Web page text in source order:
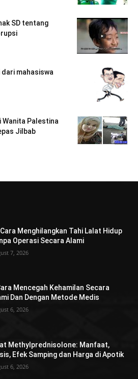
SD tentang
mahasiswa
Palestina
Jilbab
Menghilangkan Tahi Lalat Hidup
Operasi Secara Alami
7, 2026
Mencegah Kehamilan Secara
Dan Dengan Metode Medis
6, 2026
Methylprednisolone: Manfaat,
Efek Samping dan Harga di Apotik
6, 2026